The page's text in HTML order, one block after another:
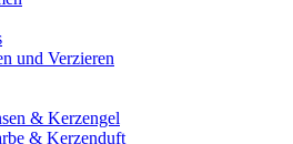
und Verzieren
& Kerzengel
& Kerzenduft